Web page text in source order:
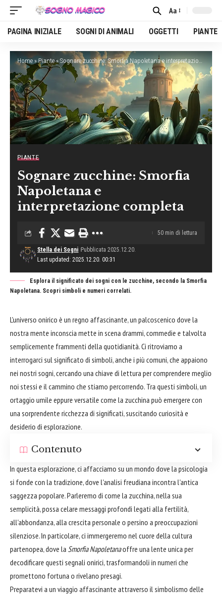
Font
Resizer
Aa
PAGINA INIZIALE SOGNI DI ANIMALI OGGETTI PIANTE
Home »Piante» Sognare zucchine: Smorfia Napoletana e interpretazione completa
PIANTE
Sognare zucchine: Smorfia
Napoletana e
interpretazione completa
Last updated: 2025.12.20. 00:31
Stella dei Sogni Pubblicata 2025.12.20.
50 min di lettura
Esplora il significato dei sogni con le zucchine, secondo la Smorfia
Napoletana. Scopri simboli e numeri correlati.
L'universo onirico è un regno affascinante, un palcoscenico dove la
nostra mente inconscia mette in scena drammi, commedie e talvolta
semplicemente frammenti della quotidianità. Ci ritroviamo a
interrogarci sul significato di simboli, anche i più comuni, che appaiono
nei nostri sogni, cercando una chiave di lettura per comprendere meglio
noi stessi e il cammino che stiamo percorrendo. Tra questi simboli, un
ortaggio umile eppure versatile come la zucchina può emergere con
una sorprendente ricchezza di significati, suscitando curiosità e
desiderio di esplorazione.
Contenuto
In questa esplorazione, ci affacciamo su un mondo dove la psicologia
si fonde con la tradizione, dove l'analisi freudiana incontra l'antica
saggezza popolare. Parleremo di come la zucchina, nella sua
semplicità, possa celare messaggi profondi legati alla fertilità,
all'abbondanza, alla crescita personale o persino a preoccupazioni
silenziose. In particolare, ci immergeremo nel cuore della cultura
partenopea, dove la Smorfia Napoletanaoffre una lente unica per
decodificare questi segnali onirici, trasformandoli in numeri che
promettono fortuna o rivelano presagi.
Preparatevi a un viaggio affascinante attraverso il simbolismo delle